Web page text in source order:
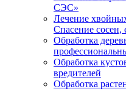
СЭС»
Лечение
Спасение
Обработка
Обработка
вредителей
Обработка